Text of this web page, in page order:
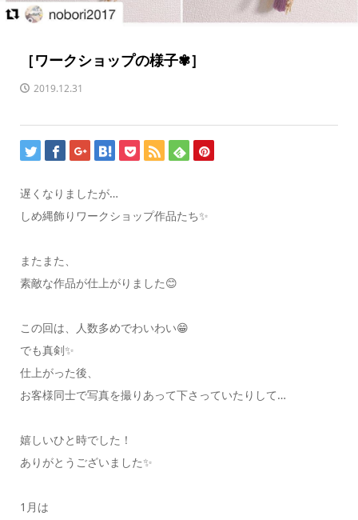
［ワークショップの様子✾］
2019.12.31
遅くなりましたが…
しめ縄飾りワークショップ作品たち✨
またまた、
素敵な作品が仕上がりました😊
この回は、人数多めでわいわい😁
でも真剣✨
仕上がった後、
お客様同士で写真を撮りあって下さっていたりして…
嬉しいひと時でした！
ありがとうございました✨
1月は